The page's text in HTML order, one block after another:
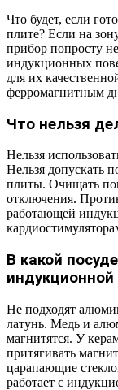
Что будет, если
плите? Если на
прибор попросту
индукционных
для их
ферромагнитным
Что нельзя
Нельзя
Нельзя допускать
плиты. Очищать
отключения.
работающей
В какой
индукционной
Не подходят
латунь. Медь и
магнитятся. У
притягивать
царапающие
работает с